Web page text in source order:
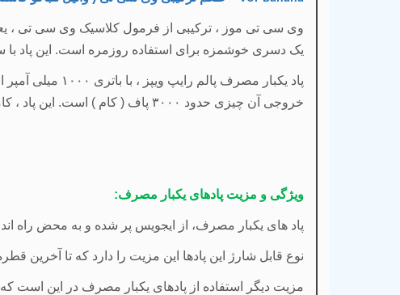
وی سی تی موز ، ترکیبی از فرمول کلاسیک وی سی تی ،
یک دسری خوشمزه برای استفاده روزمره است. این پاد
پاد یکبار مصرف پالم رایپ ویپز ، با باتری ۱۰۰۰ میلی
خروجی آن چیزی حدود ۳۰۰۰ پاف ( کام ) است. این پاد ،
ویژگی و مزیت پادهای یکبار مصرف:
پاد های یکبار مصرف، از ایجویس پر شده و به محض راه
نوع قابل شارژ این پادها این مزیت را دارد که تا آخرین
مزیت دیگر استفاده از پادهای یکبار مصرف در این است